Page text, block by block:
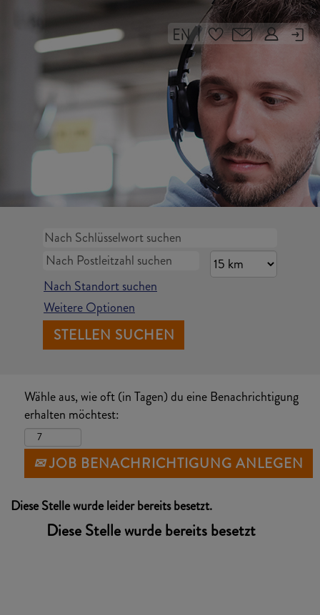
|
Nach Standort suchen
Weitere Optionen
Wähle aus, wie oft (in Tagen) du eine Benachrichtigung
erhalten möchtest:
JOB BENACHRICHTIGUNG ANLEGEN
Diese Stelle wurde leider bereits besetzt.
Diese Stelle wurde bereits besetzt